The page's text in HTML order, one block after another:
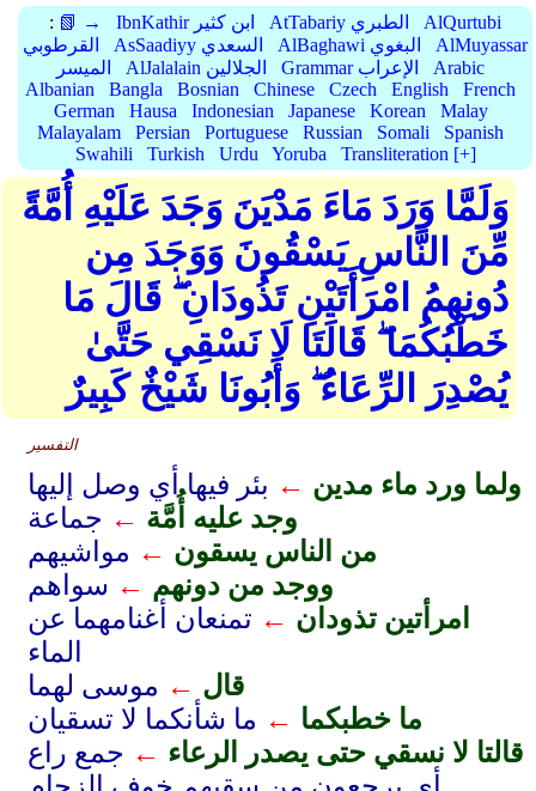
: 📗 → IbnKathir ابن كثير AtTabariy الطبري
AlQurtubi
القرطوبي
AsSaadiyy السعدي AlBaghawi البغوي
AlMuyassar
الميسر
AlJalalain الجلالين Grammar الإعراب
Arabic
Albanian
Bangla Bosnian Chinese Czech English
French
German
Hausa Indonesian Japanese Korean
Malay
Malayalam
Persian Portuguese Russian Somali
Spanish
Swahili
Turkish Urdu Yoruba Transliteration [+]
وَلَمَّا وَرَدَ مَاءَ مَدْيَنَ وَجَدَ عَلَيْهِ أُمَّةً
مِّنَ النَّاسِ يَسْقُونَ وَوَجَدَ مِن
دُونِهِمُ امْرَأَتَيْنِ تَذُودَانِ ۖ قَالَ مَا
خَطْبُكُمَا ۖ قَالَتَا لَا نَسْقِي حَتَّىٰ
يُصْدِرَ الرِّعَاءُ ۖ وَأَبُونَا شَيْخٌ كَبِيرٌ
التفسير
ولما ورد ماء مدين ← بئر فيها أي وصل إليها
وجد عليه أُمَّة ← جماعة
من الناس يسقون ← مواشيهم
ووجد من دونهم ← سواهم
امرأتين تذودان ← تمنعان أغنامهما عن
الماء
قال ← موسى لهما
ما خطبكما ← ما شأنكما لا تسقيان
قالتا لا نسقي حتى يصدر الرعاء ← جمع راع